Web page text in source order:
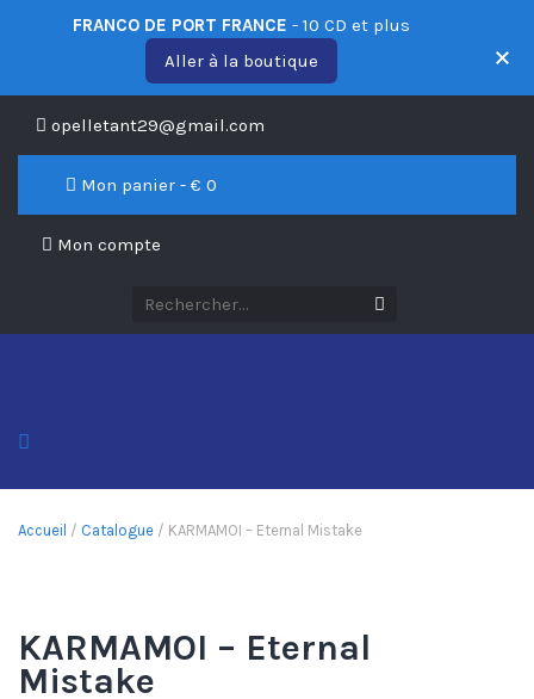
opelletant29@gmail.com
Mon panier - € 0
Mon compte
Accueil / Catalogue / KARMAMOI – Eternal Mistake
KARMAMOI – Eternal
Mistake
FRANCO DE PORT FRANCE - 10 CD et plus
Aller à la boutique